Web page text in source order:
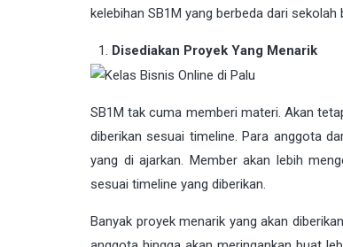
kelebihan SB1M yang berbeda dari sekolah
Disediakan Proyek Yang Menarik
SB1M tak cuma memberi materi. Akan
diberikan sesuai timeline. Para anggota
yang di ajarkan. Member akan lebih
sesuai timeline yang diberikan.
Banyak proyek menarik yang akan